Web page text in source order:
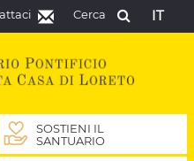
IT
Cerca
SOSTIENI IL
SANTUARIO